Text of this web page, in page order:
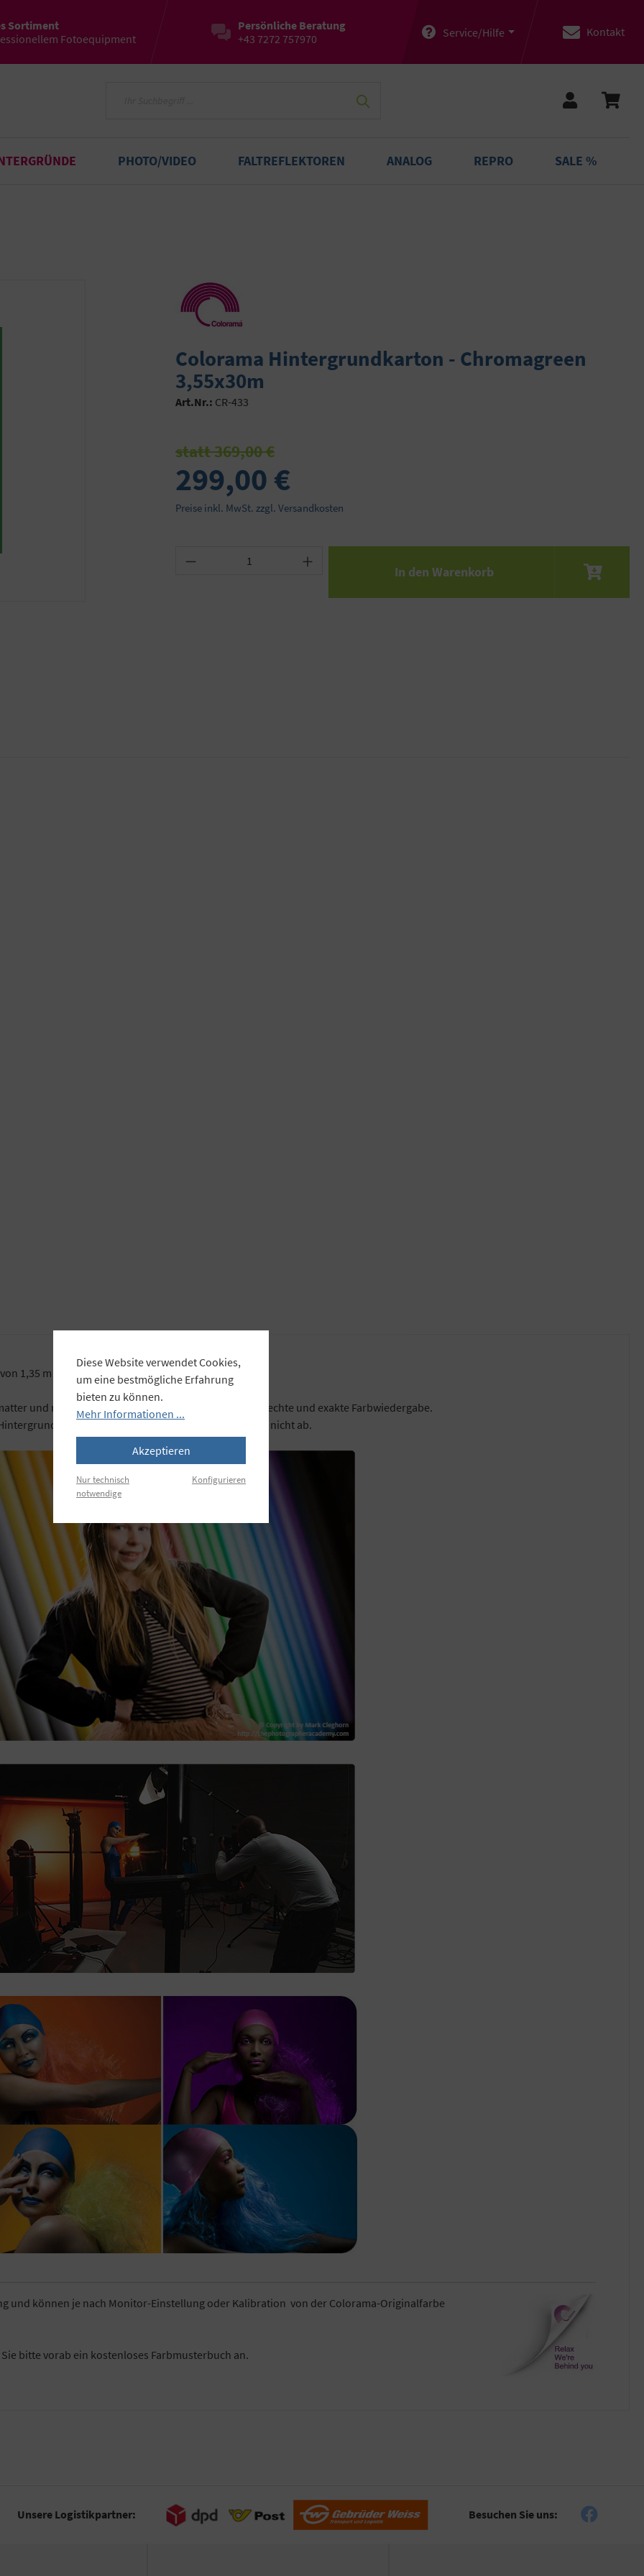
Sortiment
Fotoequipment
Persönliche Beratung
+43 7272 757970
Service/Hilfe Kontakt
PHOTO/VIDEO FALTREFLEKTOREN ANALOG REPRO SALE %
Colorama Hintergrundkarton - Chromagreen
3,55x30m
Art.Nr.: CR-433
statt 369,00 €
299,00 €
Preise inkl. MwSt. zzgl. Versandkosten
Produkt Anzahl: Gib den gewünschten Wert ein oder benutze
In den Warenkorb
1,35 m oder 2,72 m.
und reflexfreier Oberfläche, sowie garantiert lichtechte und exakte Farbwiedergabe.
bleibt so glatt, hängt nicht durch und knickt nicht ab.
und können je nach Monitor-Einstellung oder Kalibration von der Colorama-Originalfarbe
bitte vorab ein kostenloses Farbmusterbuch an.
Unsere Logistikpartner: Besuchen Sie uns:
Diese Website verwendet Cookies,
um eine bestmögliche Erfahrung
bieten zu können.
Mehr Informationen ...
Akzeptieren
Nur technisch
notwendige
Konfigurieren